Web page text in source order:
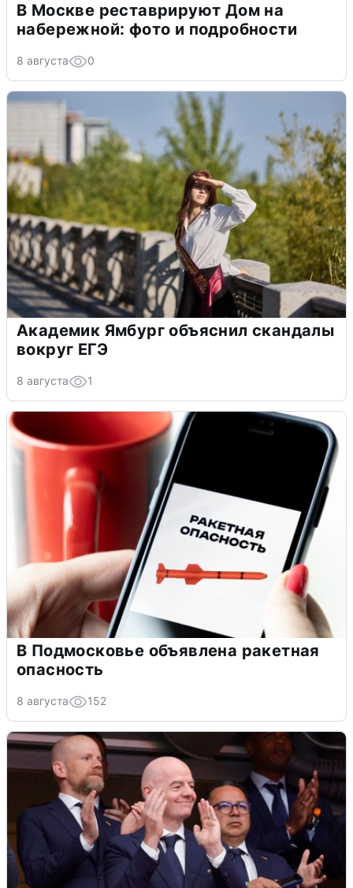
В Москве реставрируют Дом на
набережной: фото и подробности
8 августа 0
Академик Ямбург объяснил скандалы
вокруг ЕГЭ
8 августа 1
В Подмосковье объявлена ракетная
опасность
8 августа 152